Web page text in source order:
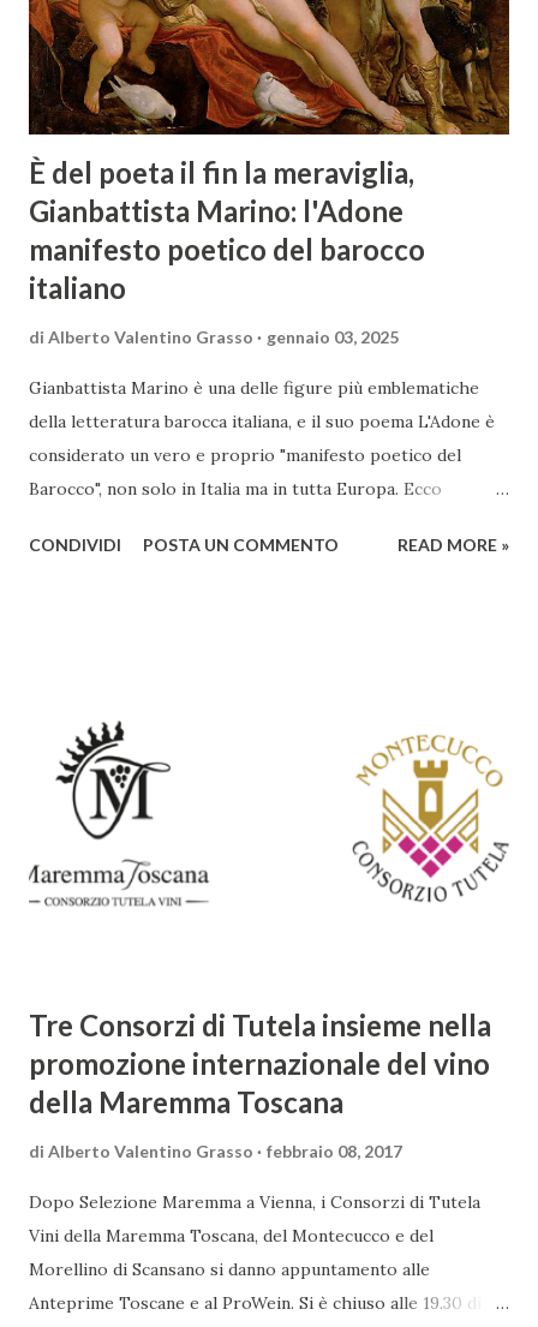
È del poeta il fin la meraviglia,
Gianbattista Marino: l'Adone
manifesto poetico del barocco
italiano
di Alberto Valentino Grasso gennaio 03, 2025
Gianbattista Marino è una delle figure più emblematiche
della letteratura barocca italiana, e il suo poema L'Adone è
considerato un vero e proprio "manifesto poetico del
Barocco", non solo in Italia ma in tutta Europa. Ecco
rendono un'opera fondamentale per il periodo. Marino fu
abbracciando invece i principi del Barocco: l'arte come
meraviglia, l'ostentazione della tecnica e la ricerca del
sorprendente. Marino visse in un'epoca di grandi
cambiamenti culturali e sociali, e la sua opera riflette questa
complessità. L'Adone è un poema epico-mitologico in 20
canti, composto da oltre 40.000 versi. Narra la storia
CONDIVIDI POSTA UN COMMENTO READ MORE »
Tre Consorzi di Tutela insieme nella
promozione internazionale del vino
della Maremma Toscana
di Alberto Valentino Grasso febbraio 08, 2017
Dopo Selezione Maremma a Vienna, i Consorzi di Tutela
Vini della Maremma Toscana, del Montecucco e del
Morellino di Scansano si danno appuntamento alle
Anteprime Toscane e al ProWein. Si è chiuso alle 19.30 di